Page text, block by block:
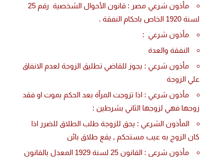
مأذون شرعي مصر : قانون الأحوال الشخصية رقم 25
لسنة 1920 الخاص باحكام النفقة .
مأذون شرعي :
النفقة والعدة
مأذون شرعي : يجوز للقاضي تطليق الزوجة لعدم الانفاق
علي الزوجة
مأذون شرعي : اذا تزوجت المرأة بعد الحكم بموت او فقد
زوجها فهي لزوجها الثاني بشرطين :
المأذون الشرعي : يحق للزوجة طلب الطلاق للضرر اذا
كان الزوج به عيب مستحكم , يقع طلاق بائن
مأذون شرعي : القانون 25 لسنة 1929 المعدل بالقانون